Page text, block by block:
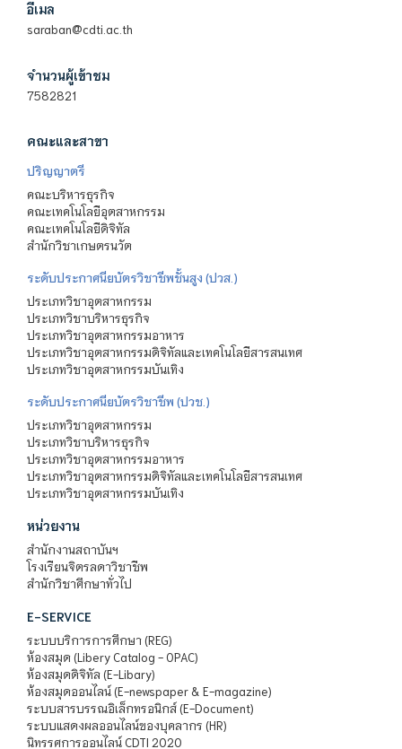
อีเมล
saraban@cdti.ac.th
จำนวนผู้เข้าชม
7582821
คณะและสาขา
ปริญญาตรี
คณะบริหารธุรกิจ
คณะเทคโนโลยีอุตสาหกรรม
คณะเทคโนโลยีดิจิทัล
สำนักวิชาเกษตรนวัต
ระดับประกาศนียบัตรวิชาชีพชั้นสูง (ปวส.)
ประเภทวิชาอุตสาหกรรม
ประเภทวิชาบริหารธุรกิจ
ประเภทวิชาอุตสาหกรรมอาหาร
ประเภทวิชาอุตสาหกรรมดิจิทัลและเทคโนโลยีสารสนเทศ
ประเภทวิชาอุตสาหกรรมบันเทิง
ระดับประกาศนียบัตรวิชาชีพ (ปวช.)
ประเภทวิชาอุตสาหกรรม
ประเภทวิชาบริหารธุรกิจ
ประเภทวิชาอุตสาหกรรมอาหาร
ประเภทวิชาอุตสาหกรรมดิจิทัลและเทคโนโลยีสารสนเทศ
ประเภทวิชาอุตสาหกรรมบันเทิง
หน่วยงาน
สำนักงานสถาบันฯ
โรงเรียนจิตรลดาวิชาชีพ
สำนักวิชาศึกษาทั่วไป
E-SERVICE
ระบบบริการการศึกษา (REG)
ห้องสมุด (Libery Catalog - OPAC)
ห้องสมุดดิจิทัล (E-Libary)
ห้องสมุดออนไลน์ (E-newspaper & E-magazine)
ระบบสารบรรณอิเล็กทรอนิกส์ (E-Document)
ระบบแสดงผลออนไลน์ของบุคลากร (HR)
นิทรรศการออนไลน์ CDTI 2020